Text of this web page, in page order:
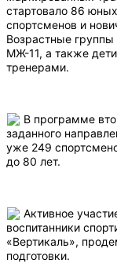
стартовало 86 юных
спортсменов и
Возрастные
МЖ-11, а также
тренерами.
В программе
заданного
уже 249
до 80 лет.
Активное
воспитанники
«Вертикаль»,
подготовки.